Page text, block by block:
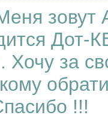
зовут
Хочу за
!!!